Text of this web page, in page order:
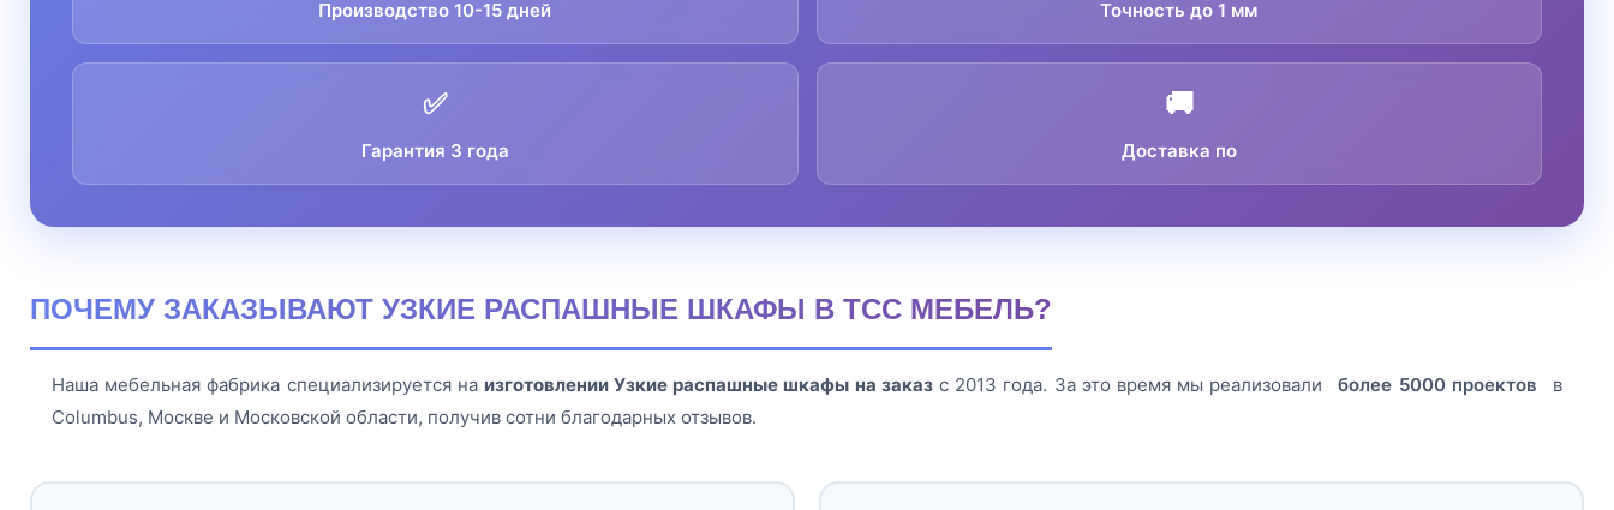
Производство 10-15 дней Точность до 1 мм
✅
Гарантия 3 года
🚚
Доставка по
ПОЧЕМУ ЗАКАЗЫВАЮТ УЗКИЕ РАСПАШНЫЕ ШКАФЫ В ТСС МЕБЕЛЬ?
Наша мебельная фабрика специализируется на изготовлении Узкие распашные шкафы на заказс 2013 года. За это время мы реализовали более 5000 проектов
в
Columbus, Москве и Московской области, получив сотни благодарных отзывов.